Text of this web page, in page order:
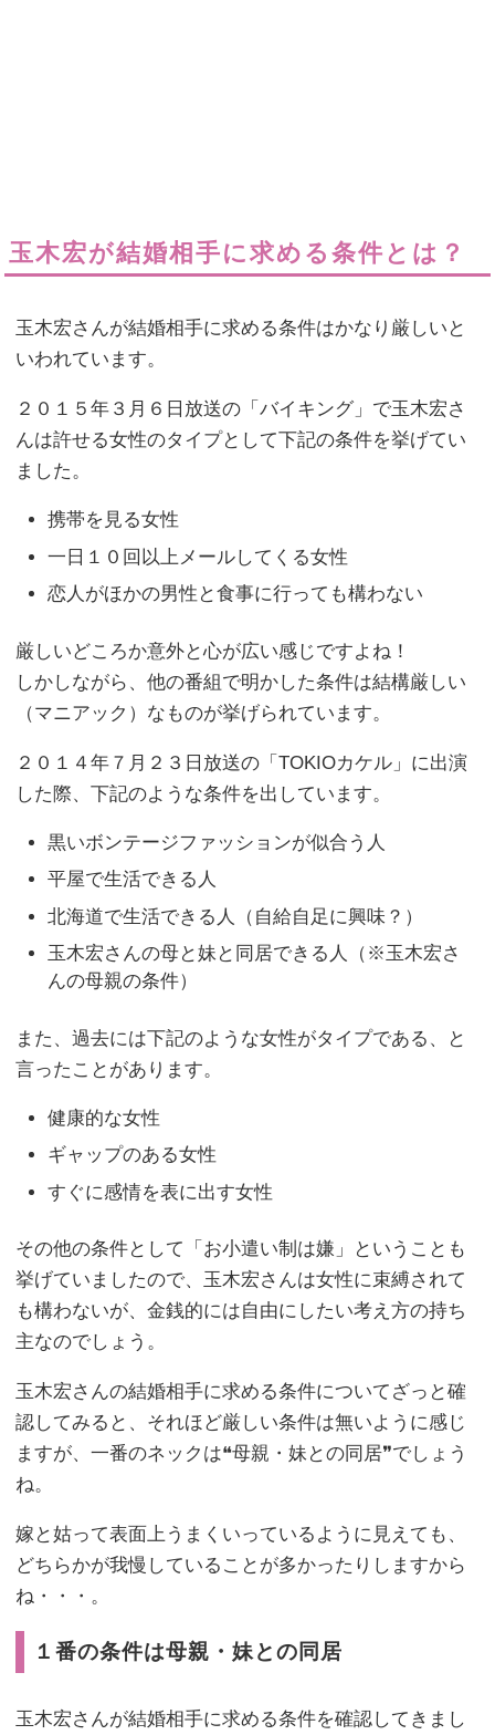
玉木宏が結婚相手に求める条件とは？
玉木宏さんが結婚相手に求める条件はかなり厳しいと
いわれています。
２０１５年３月６日放送の「バイキング」で玉木宏さ
んは許せる女性のタイプとして下記の条件を挙げてい
ました。
携帯を見る女性
一日１０回以上メールしてくる女性
恋人がほかの男性と食事に行っても構わない
厳しいどころか意外と心が広い感じですよね！
しかしながら、他の番組で明かした条件は結構厳しい
（マニアック）なものが挙げられています。
２０１４年７月２３日放送の「TOKIOカケル」に出演
した際、下記のような条件を出しています。
黒いボンテージファッションが似合う人
平屋で生活できる人
北海道で生活できる人（自給自足に興味？）
玉木宏さんの母と妹と同居できる人（※玉木宏さ
んの母親の条件）
また、過去には下記のような女性がタイプである、と
言ったことがあります。
健康的な女性
ギャップのある女性
すぐに感情を表に出す女性
その他の条件として「お小遣い制は嫌」ということも
挙げていましたので、玉木宏さんは女性に束縛されて
も構わないが、金銭的には自由にしたい考え方の持ち
主なのでしょう。
玉木宏さんの結婚相手に求める条件についてざっと確
認してみると、それほど厳しい条件は無いように感じ
ますが、一番のネックは❝母親・妹との同居❞でしょう
ね。
嫁と姑って表面上うまくいっているように見えても、
どちらかが我慢していることが多かったりしますから
ね・・・。
１番の条件は母親・妹との同居
玉木宏さんが結婚相手に求める条件を確認してきまし